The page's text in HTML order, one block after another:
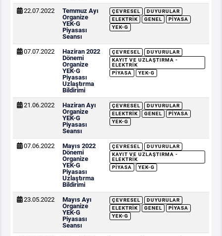
22.07.2022
Temmuz Ayı
Organize
YEK-G
Piyasası
Seansı
ÇEVRESEL
DUYURULAR
ELEKTRIK
GENEL
PIYASA
YEK-G
07.07.2022
Haziran 2022
Dönemi
Organize
YEK-G
Piyasası
Uzlaştırma
Bildirimi
ÇEVRESEL
DUYURULAR
KAYIT VE UZLAŞTIRMA -
ELEKTRIK
PIYASA
YEK-G
21.06.2022
Haziran Ayı
Organize
YEK-G
Piyasası
Seansı
ÇEVRESEL
DUYURULAR
ELEKTRIK
GENEL
PIYASA
YEK-G
07.06.2022
Mayıs 2022
Dönemi
Organize
YEK-G
Piyasası
Uzlaştırma
Bildirimi
ÇEVRESEL
DUYURULAR
KAYIT VE UZLAŞTIRMA -
ELEKTRIK
PIYASA
YEK-G
23.05.2022
Mayıs Ayı
Organize
YEK-G
Piyasası
Seansı
ÇEVRESEL
DUYURULAR
ELEKTRIK
GENEL
PIYASA
YEK-G